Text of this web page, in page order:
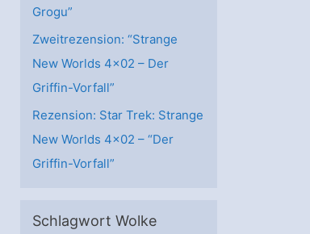
Grogu”
Zweitrezension: “Strange
New Worlds 4×02 – Der
Griffin-Vorfall”
Rezension: Star Trek: Strange
New Worlds 4×02 – “Der
Griffin-Vorfall”
Schlagwort Wolke